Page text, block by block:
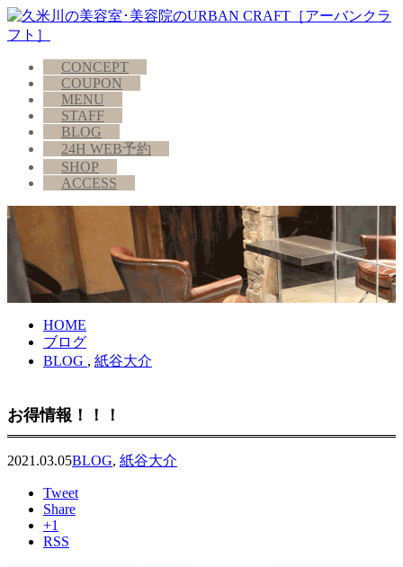
CONCEPT
COUPON
MENU
STAFF
BLOG
24H WEB予約
SHOP
ACCESS
HOME
ブログ
BLOG , 紙谷大介
お得情報！！！
2021.03.05BLOG, 紙谷大介
Tweet
Share
+1
RSS